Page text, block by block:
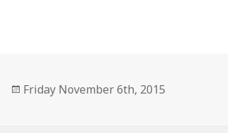
Posted
Friday November 6th, 2015